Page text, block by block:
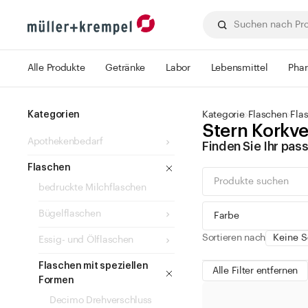
Alle Produkte Getränke Labor Lebensmittel
Kategorien
Apothekenbedarf
Flaschen
bedruckte Milchflaschen
Bügelflaschen
Essig- und Ölflaschen
Flaschen mit speziellen
Formen
Decimo Drehverschluss
Kategorie Flaschen
Stern
Finden Sie Ihr
Farbe
Sortieren nach
Alle Filter entfernen